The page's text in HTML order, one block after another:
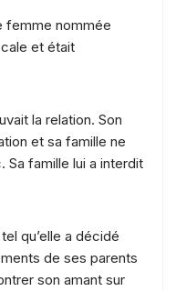
femme nommée
et était
la relation. Son
et sa famille ne
Sa famille lui a interdit
qu’elle a décidé
de ses parents
son amant sur